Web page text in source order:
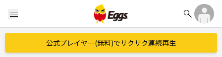
menu search
公式プレイヤー(無料)でサクサク連続再生